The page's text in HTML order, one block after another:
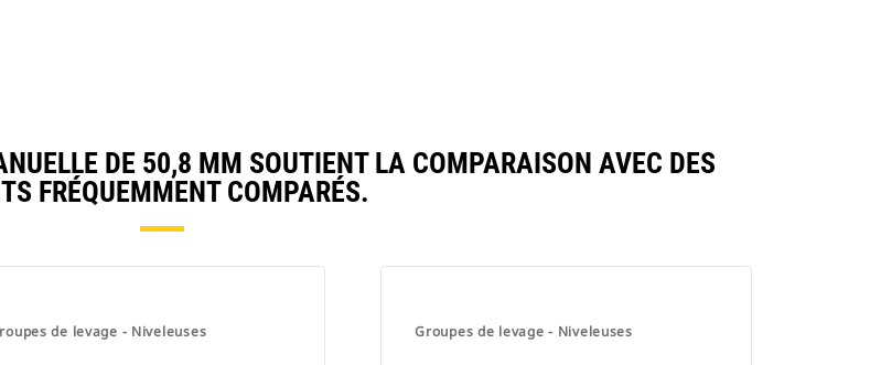
DE 50,8 MM SOUTIENT LA COMPARAISON AVEC DES
FRÉQUEMMENT COMPARÉS.
de levage - Niveleuses Groupes de levage - Niveleuses